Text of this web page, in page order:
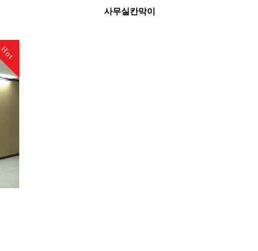
사무실칸막이
Hot